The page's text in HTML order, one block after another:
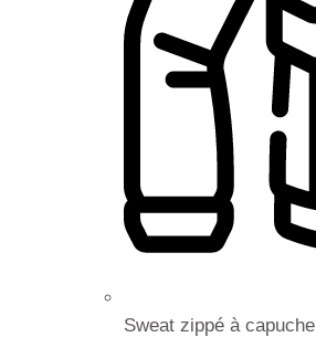
Sweat zippé à capuche